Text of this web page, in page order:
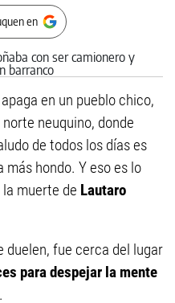
en
en un pueblo chico,
neuquino, donde
de todos los días es
hondo. Y eso es lo
muerte de Lautaro
duelen, fue cerca del lugar
para despejar la mente